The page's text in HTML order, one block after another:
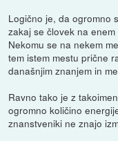
Logično je, da ogromno
zakaj se človek na
Nekomu se na nekem
tem istem mestu prične
današnjim znanjem in
Ravno tako je z
ogromno količino
znanstveniki ne znajo